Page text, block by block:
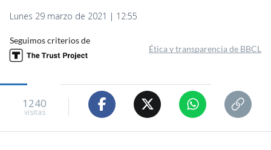
Lunes 29 marzo de 2021 | 12:55
Seguimos criterios de
Ética y transparencia de BBCL
1240
visitas